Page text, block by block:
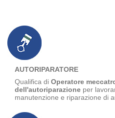
AUTORIPARATORE
Qualifica di Operatore
dell'autoriparazione per
manutenzione e riparazione di